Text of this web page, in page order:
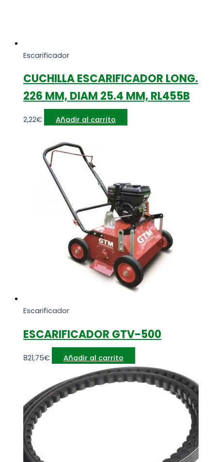
Escarificador
CUCHILLA ESCARIFICADOR LONG.
226 MM, DIAM 25.4 MM, RL455B
2,22€ Añadir al carrito
Escarificador
ESCARIFICADOR GTV-500
821,75€ Añadir al carrito